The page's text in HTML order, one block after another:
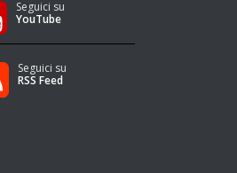
Seguici su
YouTube
Seguici su
RSS Feed